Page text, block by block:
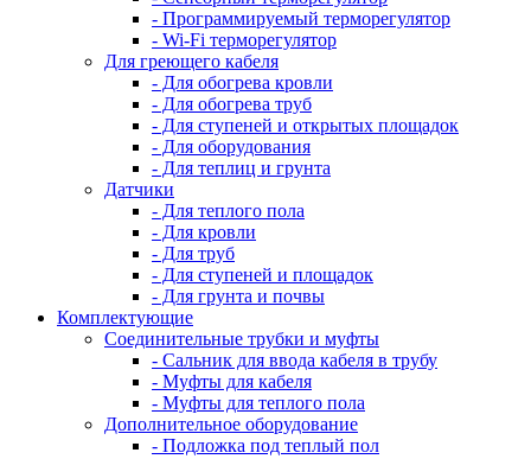
- Программируемый терморегулятор
- Wi-Fi терморегулятор
Для греющего кабеля
- Для обогрева кровли
- Для обогрева труб
- Для ступеней и открытых площадок
- Для оборудования
- Для теплиц и грунта
Датчики
- Для теплого пола
- Для кровли
- Для труб
- Для ступеней и площадок
- Для грунта и почвы
Комплектующие
Соединительные трубки и муфты
- Сальник для ввода кабеля в трубу
- Муфты для кабеля
- Муфты для теплого пола
Дополнительное оборудование
- Подложка под теплый пол